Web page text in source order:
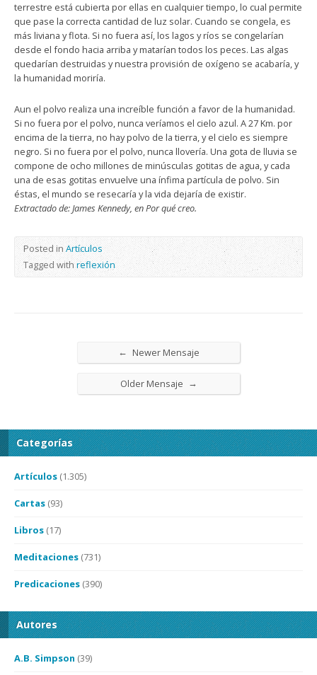
terrestre está cubierta por ellas en cualquier tiempo, lo cual permite
que pase la correcta cantidad de luz solar. Cuando se congela, es
más liviana y flota. Si no fuera así, los lagos y ríos se congelarían
desde el fondo hacia arriba y matarían todos los peces. Las algas
quedarían destruidas y nuestra provisión de oxígeno se acabaría, y
la humanidad moriría.
Aun el polvo realiza una increíble función a favor de la humanidad.
Si no fuera por el polvo, nunca veríamos el cielo azul. A 27 Km. por
encima de la tierra, no hay polvo de la tierra, y el cielo es siempre
negro. Si no fuera por el polvo, nunca llovería. Una gota de lluvia se
compone de ocho millones de minúsculas gotitas de agua, y cada
una de esas gotitas envuelve una ínfima partícula de polvo. Sin
éstas, el mundo se resecaría y la vida dejaría de existir.
Extractado de: James Kennedy, en Por qué creo.
Posted in Artículos
Tagged withreflexión
← Newer Mensaje
Older Mensaje →
Categorías
Artículos (1.305)
Cartas (93)
Libros (17)
Meditaciones (731)
Predicaciones (390)
Autores
A.B. Simpson (39)